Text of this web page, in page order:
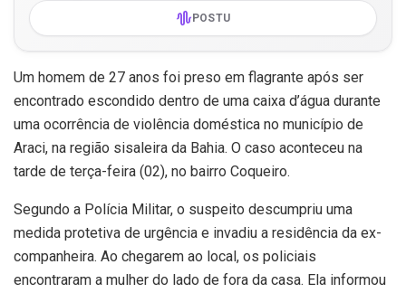
POSTU
Um homem de 27 anos foi preso em flagrante após ser
encontrado escondido dentro de uma caixa d’água durante
uma ocorrência de violência doméstica no município de
Araci, na região sisaleira da Bahia. O caso aconteceu na
tarde de terça-feira (02), no bairro Coqueiro.
Segundo a Polícia Militar, o suspeito descumpriu uma
medida protetiva de urgência e invadiu a residência da ex-
companheira. Ao chegarem ao local, os policiais
encontraram a mulher do lado de fora da casa. Ela informou